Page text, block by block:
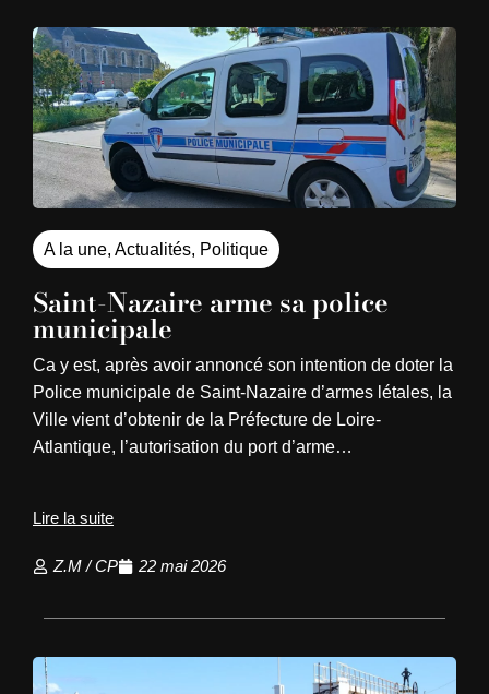
A la une, Actualités, Politique
Saint-Nazaire arme sa police
municipale
Ca y est, après avoir annoncé son intention de doter la
Police municipale de Saint-Nazaire d’armes létales, la
Ville vient d’obtenir de la Préfecture de Loire-
Atlantique, l’autorisation du port d’arme…
Lire la suite
Z.M / CP 22 mai 2026